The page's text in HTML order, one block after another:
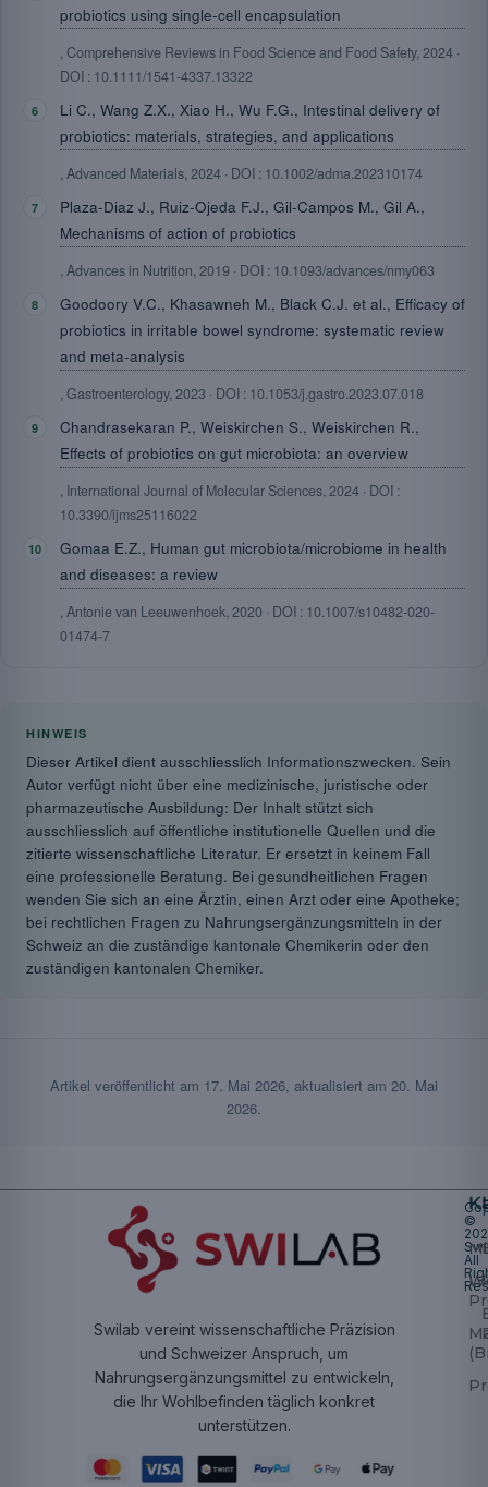
probiotics using single-cell encapsulation
, Comprehensive Reviews in Food Science and Food Safety, 2024 ·
DOI : 10.1111/1541-4337.13322
Li C., Wang Z.X., Xiao H., Wu F.G., Intestinal delivery of
probiotics: materials, strategies, and applications
, Advanced Materials, 2024 · DOI : 10.1002/adma.202310174
Plaza-Diaz J., Ruiz-Ojeda F.J., Gil-Campos M., Gil A.,
Mechanisms of action of probiotics
, Advances in Nutrition, 2019 · DOI : 10.1093/advances/nmy063
Goodoory V.C., Khasawneh M., Black C.J. et al., Efficacy of
probiotics in irritable bowel syndrome: systematic review
and meta-analysis
, Gastroenterology, 2023 · DOI : 10.1053/j.gastro.2023.07.018
Chandrasekaran P., Weiskirchen S., Weiskirchen R.,
Effects of probiotics on gut microbiota: an overview
, International Journal of Molecular Sciences, 2024 · DOI :
10.3390/ijms25116022
Gomaa E.Z., Human gut microbiota/microbiome in health
and diseases: a review
, Antonie van Leeuwenhoek, 2020 · DOI : 10.1007/s10482-020-
01474-7
HINWEIS
Dieser Artikel dient ausschliesslich Informationszwecken. Sein
Autor verfügt nicht über eine medizinische, juristische oder
pharmazeutische Ausbildung: Der Inhalt stützt sich
ausschliesslich auf öffentliche institutionelle Quellen und die
zitierte wissenschaftliche Literatur. Er ersetzt in keinem Fall
eine professionelle Beratung. Bei gesundheitlichen Fragen
wenden Sie sich an eine Ärztin, einen Arzt oder eine Apotheke;
bei rechtlichen Fragen zu Nahrungsergänzungsmitteln in der
Schweiz an die zuständige kantonale Chemikerin oder den
zuständigen kantonalen Chemiker.
Artikel veröffentlicht am 17. Mai 2026 , aktualisiert am 20. Mai
2026
Swilab vereint wissenschaftliche Präzision
und Schweizer Anspruch, um
Nahrungsergänzungsmittel zu entwickeln,
die Ihr Wohlbefinden täglich konkret
unterstützen.
©
All